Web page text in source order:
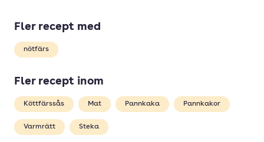
Fler recept med
nötfärs
Fler recept inom
Köttfärssås Mat Pannkaka Pannkakor
Varmrätt Steka